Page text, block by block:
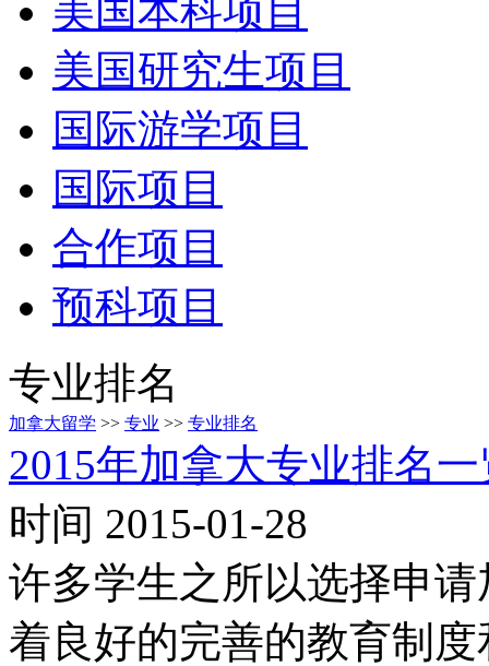
美国本科项目
美国研究生项目
国际游学项目
国际项目
合作项目
预科项目
专业排名
加拿大留学 >> 专业 >> 专业排名
2015年加拿大专业排名
时间 2015-01-28
许多学生之所以选择申
着良好的完善的教育制